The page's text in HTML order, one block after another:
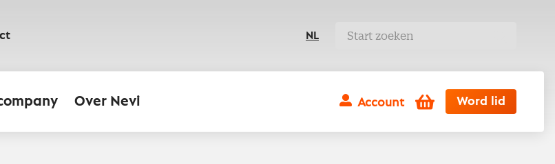
NL
Over Nevi Account Winkelwagen
Word lid